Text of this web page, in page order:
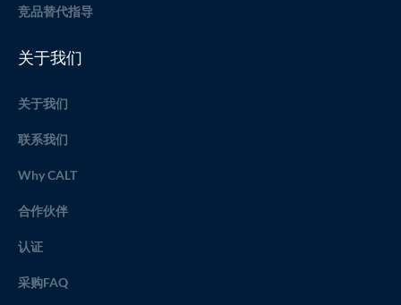
竞品替代指导
关于我们
关于我们
联系我们
Why CALT
合作伙伴
认证
采购FAQ